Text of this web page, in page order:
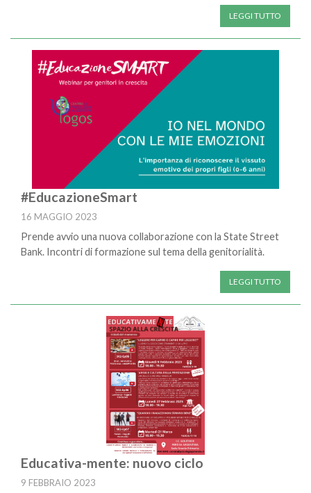
LEGGI TUTTO
#EducazioneSmart
16 MAGGIO 2023
Prende avvio una nuova collaborazione con la State Street
Bank. Incontri di formazione sul tema della genitorialità.
LEGGI TUTTO
Educativa-mente: nuovo ciclo
9 FEBBRAIO 2023